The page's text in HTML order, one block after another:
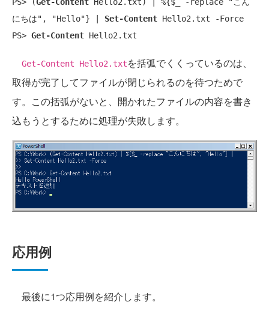
PS> (Get-Content Hello2.txt) | %{$_ -replace "こん
にちは", "Hello"} | Set-Content Hello2.txt -Force
PS> Get-Content Hello2.txt
Get-Content Hello2.txtを括弧でくくっているのは、
取得が完了してファイルが閉じられるのを待つためで
す。この括弧がないと、開かれたファイルの内容を書き
込もうとするために処理が失敗します。
応用例
最後に1つ応用例を紹介します。